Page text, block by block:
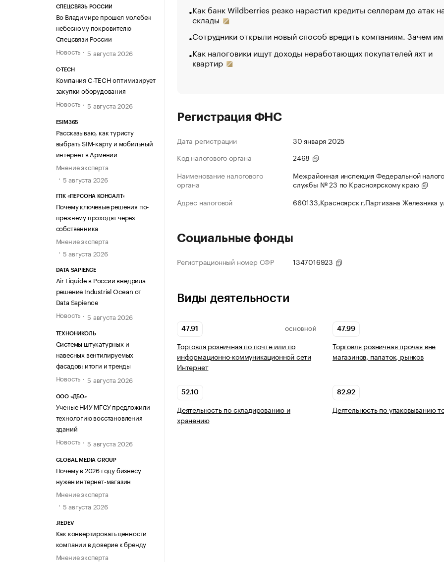
СПЕЦСВЯЗЬ РОССИИ
Во Владимире прошел молебен
небесному покровителю
Спецсвязи России
Новость
5 августа 2026
C-TECH
Компания C-TECH оптимизирует
закупки оборудования
Новость
5 августа 2026
ESIM365
Рассказываю, как туристу
выбрать SIM-карту и мобильный
интернет в Армении
Мнение эксперта
5 августа 2026
ГПК «ПЕРСОНА КОНСАЛТ»
Почему ключевые решения по-
прежнему проходят через
собственника
Мнение эксперта
5 августа 2026
DATA SAPIENCE
Air Liquide в России внедрила
решение Industrial Ocean от
Data Sapience
Новость
5 августа 2026
ТЕХНОНИКОЛЬ
Системы штукатурных и
навесных вентилируемых
фасадов: итоги и тренды
Новость
5 августа 2026
ООО «ДБО»
Ученые НИУ МГСУ предложили
технологию восстановления
зданий
Новость
5 августа 2026
GLOBAL MEDIA GROUP
Почему в 2026 году бизнесу
нужен интернет-магазин
Мнение эксперта
5 августа 2026
.REDEV
Как конвертировать ценности
компании в доверие к бренду
Мнение эксперта
Как банк Wildberries резко нарастил кредиты селлерам до атак
склады
Сотрудники открыли новый способ вредить компаниям. Зачем
Как налоговики ищут доходы неработающих покупателей яхт и
квартир
Регистрация ФНС
Дата регистрации
30 января 2025
Код налогового органа
2468
Наименование налогового
органа
Межрайонная инспекция Федеральной
службы № 23 по Красноярскому краю
Адрес налоговой
660133,Красноярск г,Партизана Железняка
Социальные фонды
Регистрационный номер СФР 1347016923
Виды деятельности
47.91 ОСНОВНОЙ
Торговля розничная по почте или по
информационно-коммуникационной сети
Интернет
47.99
Торговля розничная прочая вне
магазинов, палаток, рынков
52.10
Деятельность по складированию и
хранению
82.92
Деятельность по упаковыванию